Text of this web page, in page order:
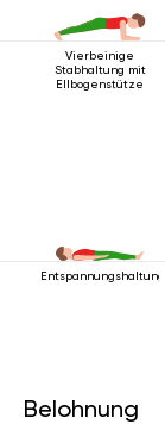
Vierbeinige
Stabhaltung mit
Ellbogenstütze
Entspannungshaltung
Belohnung